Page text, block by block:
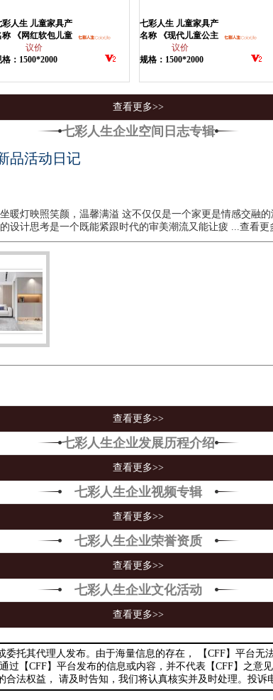
彩人生 儿童家具产
称 《网红软包儿童
议价
格：1500*2000
七彩人生 儿童家具产
品
名称 《现代儿童公主
议价
规格：1500*2000
查看更多>>
七彩人生企业空间日志专辑
品活动日记
暖灯映照笑颜，温馨满溢 这不仅仅是一个家更是情感交融
设计思考是一个既能紧跟时代的审美潮流又能让疲
...查看更
查看更多>>
七彩人生企业发展历程介绍
查看更多>>
七彩人生企业视频专辑
查看更多>>
七彩人生企业荣誉资质
查看更多>>
七彩人生企业文化活动
查看更多>>
委托其代理人发布。由于海量信息的存在， 【CFF】平台
过【CFF】平台发布的信息或内容，并不代表【CFF】之意
法权益， 请及时告知，我们将认真核实并及时处理。投诉